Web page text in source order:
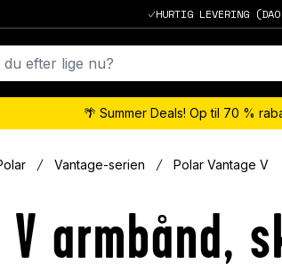
HURTIG LEVERING
🌴 Summer Deals! Op til 70 %
Vantage-serien Polar Vantage V
V armbånd,